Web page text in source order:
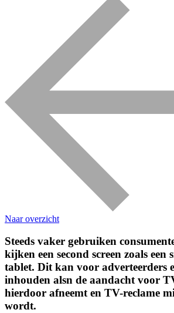
Naar overzicht
Steeds vaker gebruiken
kijken een second screen zoals een
tablet. Dit kan voor adverteerders
inhouden alsn de aandacht voor
hierdoor afneemt en TV-reclame
wordt.